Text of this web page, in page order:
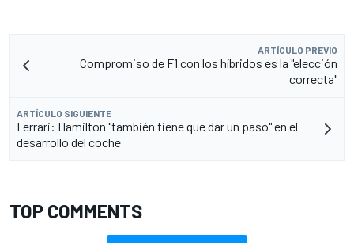
ARTÍCULO PREVIO
Compromiso de F1 con los híbridos es la "elección
correcta"
ARTÍCULO SIGUIENTE
Ferrari: Hamilton "también tiene que dar un paso" en el
desarrollo del coche
TOP COMMENTS